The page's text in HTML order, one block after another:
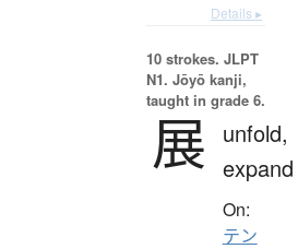
Details ▸
10 strokes. JLPT
N1. Jōyō kanji,
taught in grade 6.
展
unfold,
expand
On:
テン